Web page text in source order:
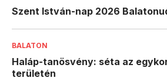
Szent István-nap 2026
BALATON
Haláp-tanösvény: séta az
területén